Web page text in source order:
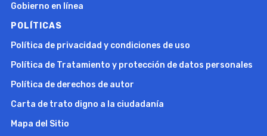
Gobierno en línea
POLÍTICAS
Política de privacidad y condiciones de uso
Política de Tratamiento y protección de datos personales
Política de derechos de autor
Carta de trato digno a la ciudadanía
Mapa del Sitio